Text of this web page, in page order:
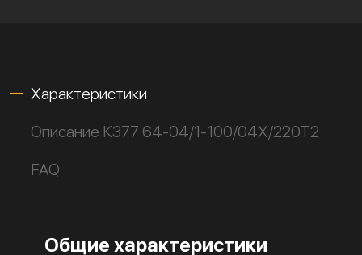
Характеристики
Описание К377 64-04/1-100/04Х/220Т2
FAQ
Общие характеристики